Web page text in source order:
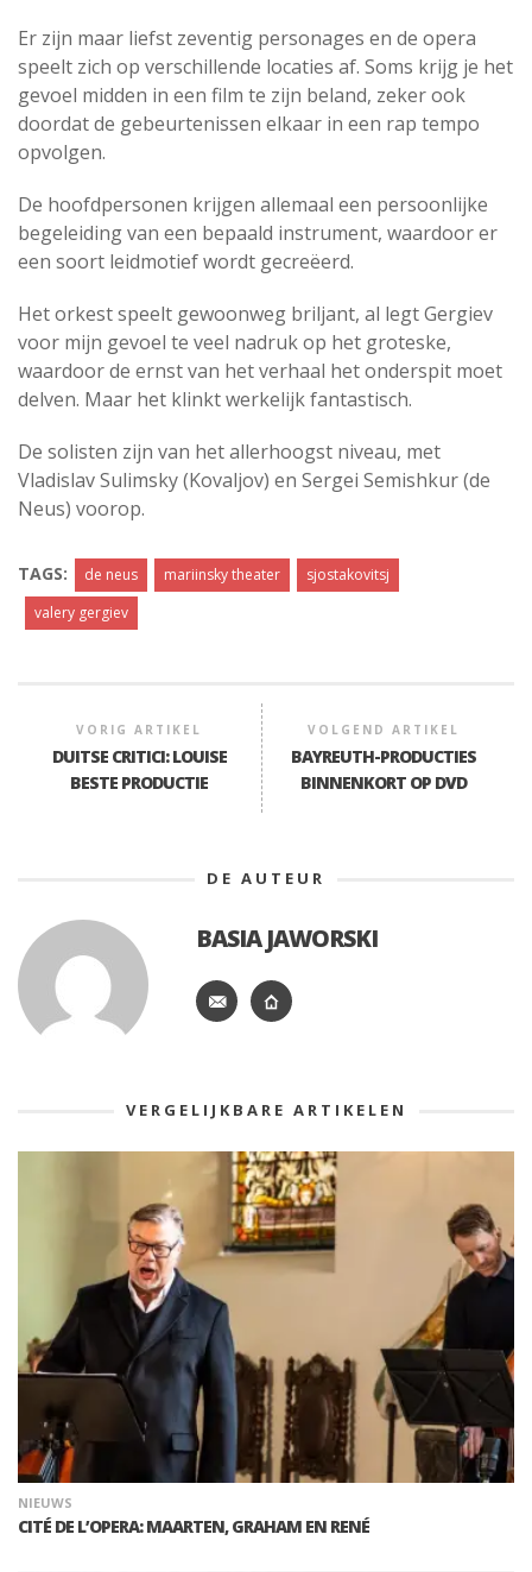
Er zijn maar liefst zeventig personages en de opera
speelt zich op verschillende locaties af. Soms krijg je het
gevoel midden in een film te zijn beland, zeker ook
doordat de gebeurtenissen elkaar in een rap tempo
opvolgen.
De hoofdpersonen krijgen allemaal een persoonlijke
begeleiding van een bepaald instrument, waardoor er
een soort leidmotief wordt gecreëerd.
Het orkest speelt gewoonweg briljant, al legt Gergiev
voor mijn gevoel te veel nadruk op het groteske,
waardoor de ernst van het verhaal het onderspit moet
delven. Maar het klinkt werkelijk fantastisch.
De solisten zijn van het allerhoogst niveau, met
Vladislav Sulimsky (Kovaljov) en Sergei Semishkur (de
Neus) voorop.
TAGS: de neus mariinsky theater
sjostakovitsj
valery gergiev
VORIG ARTIKEL
DUITSE CRITICI: LOUISE
BESTE PRODUCTIE
VOLGEND ARTIKEL
BAYREUTH-PRODUCTIES
BINNENKORT OP DVD
DE AUTEUR
BASIA JAWORSKI
VERGELIJKBARE ARTIKELEN
NIEUWS
CITÉ DE L’OPERA: MAARTEN, GRAHAM EN RENÉ